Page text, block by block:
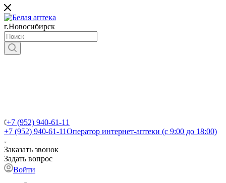
г.Новосибирск
+7 (952) 940-61-11
+7 (952) 940-61-11Оператор интернет-аптеки (с 9:00 до 18:00)
Заказать звонок
Задать вопрос
Войти